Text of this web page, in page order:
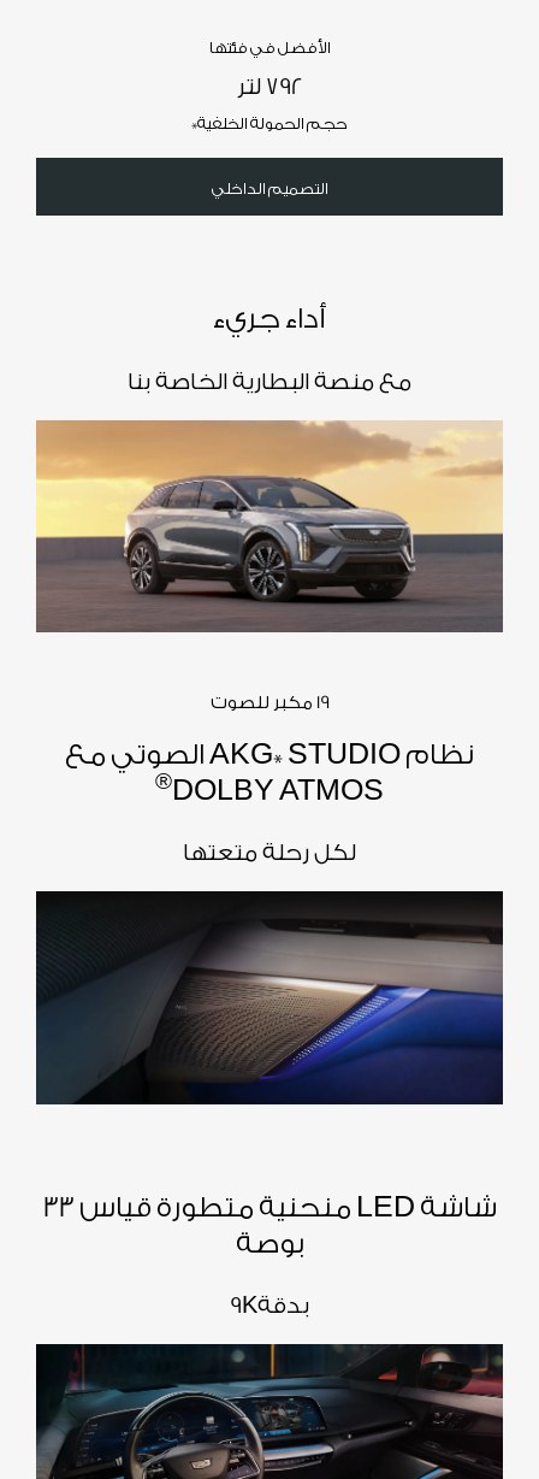
الأفضل في فئتها
792 لتر
حجم الحمولة الخلفية*
التصميم الداخلي
أداء جريء
مع منصة البطارية الخاصة بنا
19 مكبر للصوت
نظام AKG* STUDIO الصوتي مع
DOLBY ATMOS
®
لكل رحلة متعتها
شاشة LED منحنية متطورة قياس 33
بوصة
بدقة 9K